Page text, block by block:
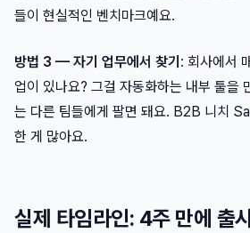
들이 현실적인 벤치마크예요.
방법 3 — 자기 업무에서 찾기 : 회사에서
업이 있나요? 그걸 자동화하는 내부 툴을
는 다른 팀들에게 팔면 돼요. B2B 니치
한 게 많아요.
실제 타임라인: 4주 만에 출